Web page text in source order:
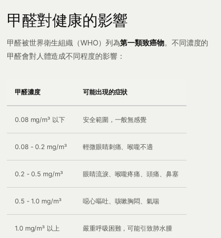
甲醛對健康的影響
甲醛被世界衛生組織（WHO）列為第一類致癌物。不同濃度的
甲醛會對人體造成不同程度的影響：
甲醛濃度 可能出現的症狀
0.08 mg/m³ 以下 安全範圍，一般無感覺
0.08 - 0.2 mg/m³ 輕微眼睛刺痛、喉嚨不適
0.2 - 0.5 mg/m³ 眼睛流淚、喉嚨疼痛、頭痛、鼻塞
0.5 - 1.0 mg/m³ 噁心嘔吐、咳嗽胸悶、氣喘
1.0 mg/m³ 以上 嚴重呼吸困難，可能引致肺水腫